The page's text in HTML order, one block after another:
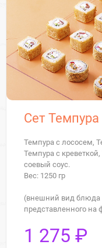
Сет Темпура
Темпура с лососем,
Темпура с
соевый соус.
Вес: 1250 гр
(внешний вид блюда
представленного на
1 275 ₽